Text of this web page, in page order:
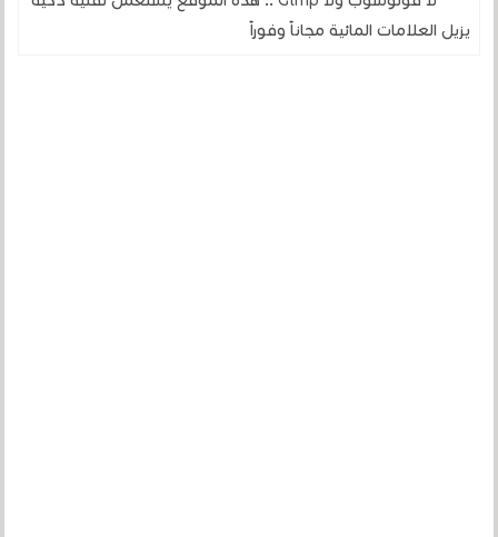
يزيل العلامات المائية مجاناً وفوراً